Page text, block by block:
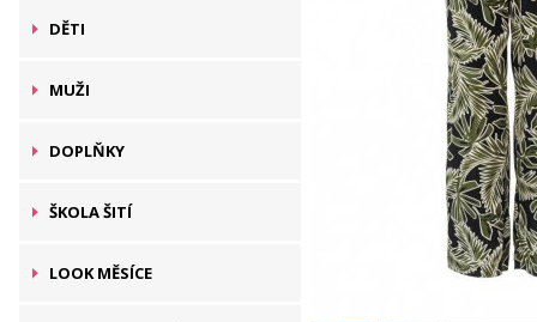
DĚTI
MUŽI
DOPLŇKY
ŠKOLA ŠITÍ
LOOK MĚSÍCE